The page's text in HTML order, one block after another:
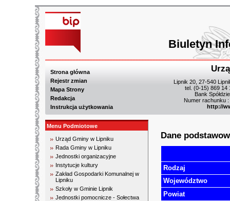
Biuletyn
Strona główna
Rejestr zmian
Mapa Strony
Redakcja
Instrukcja użytkowania
Lipnik 20, 27-540
tel. (0-15) 869 14
Bank
Numer rachunku
http://
Menu Podmiotowe
Urząd Gminy w Lipniku
Rada Gminy w Lipniku
Jednostki organizacyjne
Instytucje kultury
Zakład Gospodarki Komunalnej w
Lipniku
Szkoły w Gminie Lipnik
Jednostki pomocnicze - Sołectwa
Dane
Rodzaj
Województwo
Powiat